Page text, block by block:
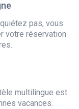
pas, vous
votre réservation
multilingue est
vacances.